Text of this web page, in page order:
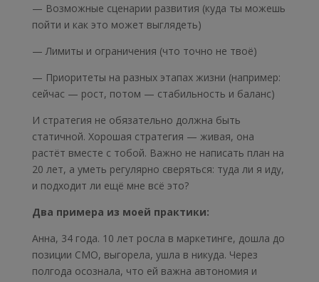
— Возможные сценарии развития (куда ты можешь
пойти и как это может выглядеть)
— Лимиты и ограничения (что точно не твоё)
— Приоритеты на разных этапах жизни (например:
сейчас — рост, потом — стабильность и баланс)
И стратегия не обязательно должна быть
статичной. Хорошая стратегия — живая, она
растёт вместе с тобой. Важно не написать план на
20 лет, а уметь регулярно сверяться: туда ли я иду,
и подходит ли ещё мне всё это?
Два примера из моей практики:
Анна, 34 года. 10 лет росла в маркетинге, дошла до
позиции CMO, выгорела, ушла в никуда. Через
полгода осознала, что ей важна автономия и